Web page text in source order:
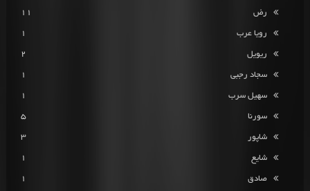
رض 11
رویا عرب 1
ریویل 2
سجاد رجبی 1
سهیل سرب 1
سورنا 5
شاپور 3
شایع 1
صادق 1